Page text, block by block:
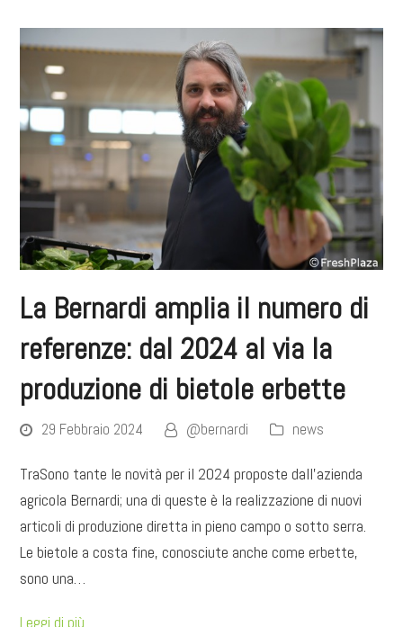
La Bernardi amplia il numero di
referenze: dal 2024 al via la
produzione di bietole erbette
29 Febbraio 2024 @bernardi news
TraSono tante le novità per il 2024 proposte dall'azienda
agricola Bernardi; una di queste è la realizzazione di nuovi
articoli di produzione diretta in pieno campo o sotto serra.
Le bietole a costa fine, conosciute anche come erbette,
sono una…
Leggi di più